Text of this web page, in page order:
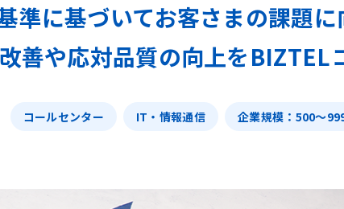
準に基づいてお客さまの課題
善や応対品質の向上を
コールセンター IT・情報通信 企業規模：500〜